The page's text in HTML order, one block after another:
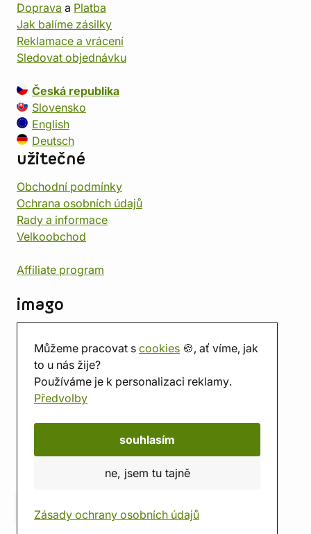
Můžeme pracovat s cookies 🍪, ať víme, jak
to u nás žije?
Používáme je k personalizaci reklamy.
Předvolby
souhlasím
ne, jsem tu tajně
Zásady ochrany osobních údajů
Doprava a Platba
Jak balíme zásilky
Reklamace a vrácení
Sledovat objednávku
Česká republika
Slovensko
English
Deutsch
užitečné
Obchodní podmínky
Ochrana osobních údajů
Rady a informace
Velkoobchod
Affiliate program
imago
Prodejna
Herna
O nás
Hodnocení obchodu